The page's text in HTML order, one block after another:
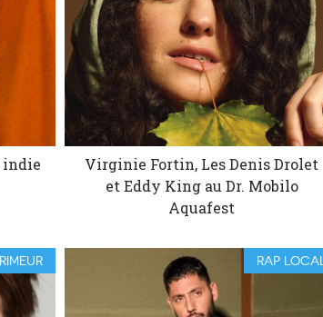
indie
Virginie Fortin, Les Denis Drolet
et Eddy King au Dr. Mobilo
Aquafest
RAP LOCAL